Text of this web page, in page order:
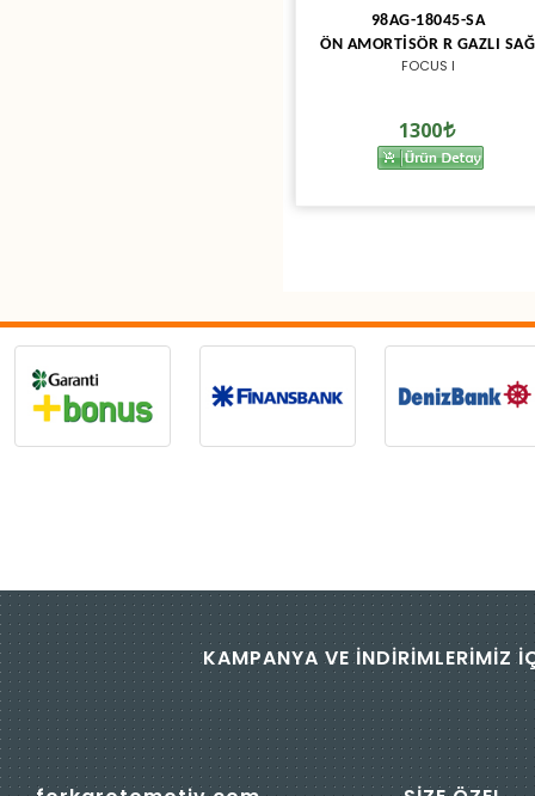
98AG-18045-SA
ÖN AMORTİSÖR R GAZLI SAĞ
FOCUS I
1300
KAMPANYA VE İNDİRİMLERİMİZ